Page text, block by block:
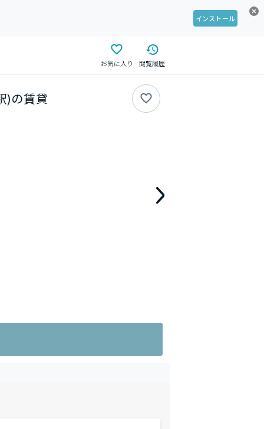
インストール
お気に入り 閲覧履歴
)の賃貸